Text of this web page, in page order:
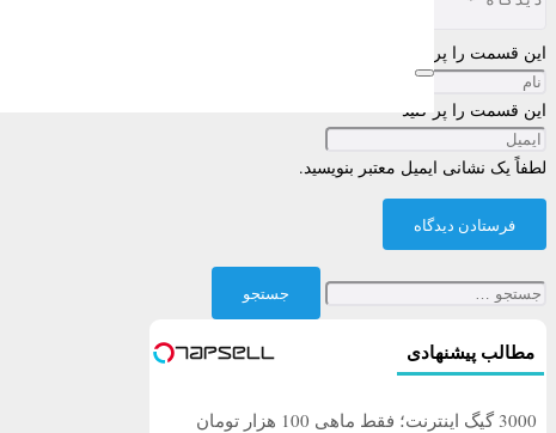
این قسمت را پر کنید
این قسمت را پر کنید
لطفاً یک نشانی ایمیل معتبر بنویسید.
فرستادن دیدگاه
جستجو
برای:
مطالب پیشنهادی
3000 گیگ اینترنت؛ فقط ماهی 100 هزار تومان